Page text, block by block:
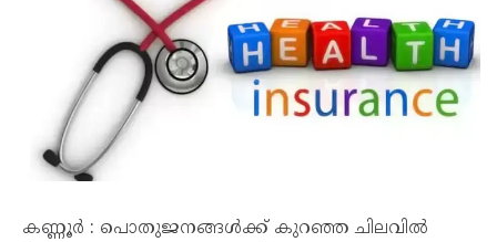
കണ്ണൂർ : പൊതുജനങ്ങൾക്ക് കുറഞ്ഞ ചിലവിൽ